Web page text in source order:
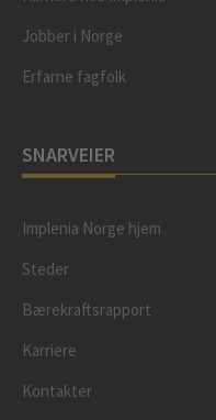
Jobber i Norge
Erfarne fagfolk
SNARVEIER
Implenia Norge hjem
Steder
Bærekraftsrapport
Karriere
Kontakter